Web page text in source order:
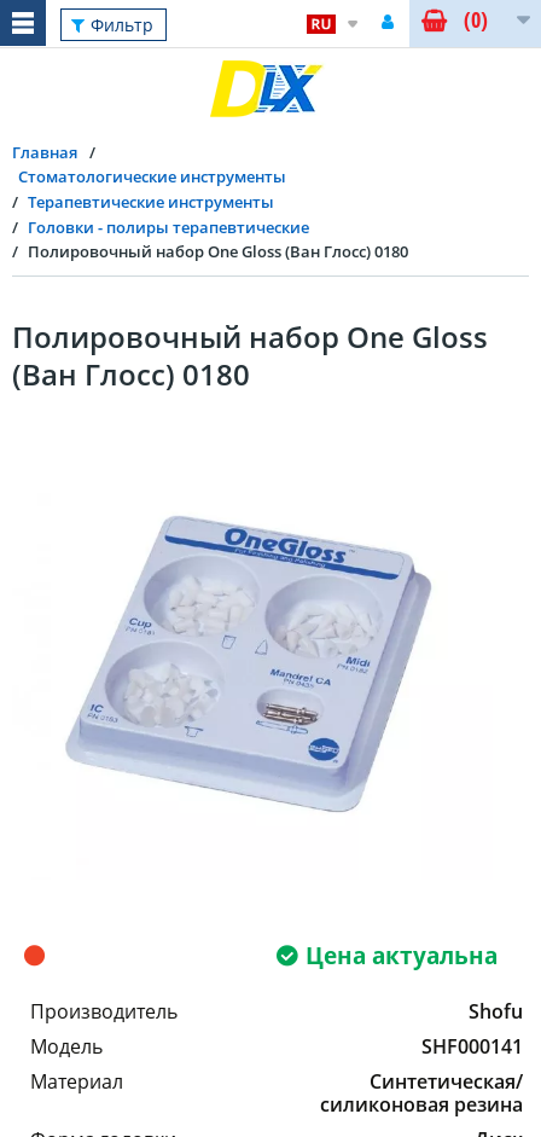
Фильтр (0)
Главная
Стоматологические инструменты
Терапевтические инструменты
Головки - полиры терапевтические
Полировочный набор One Gloss (Ван Глосс) 0180
Полировочный набор One Gloss
(Ван Глосс) 0180
Цена актуальна
Производитель
Shofu
Модель
SHF000141
Материал
Синтетическая/
силиконовая резина